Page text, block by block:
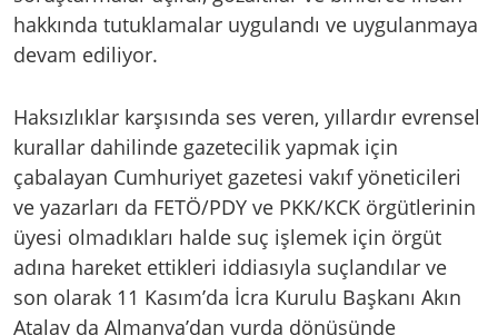
hakkında tutuklamalar uygulandı ve uygulanmaya
devam ediliyor.
Haksızlıklar karşısında ses veren, yıllardır evrensel
kurallar dahilinde gazetecilik yapmak için
çabalayan Cumhuriyet gazetesi vakıf yöneticileri
ve yazarları da FETÖ/PDY ve PKK/KCK örgütlerinin
üyesi olmadıkları halde suç işlemek için örgüt
adına hareket ettikleri iddiasıyla suçlandılar ve
son olarak 11 Kasım’da İcra Kurulu Başkanı Akın
Atalay da Almanya’dan yurda dönüşünde